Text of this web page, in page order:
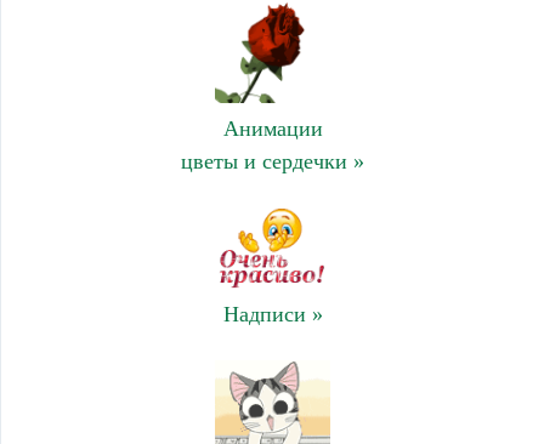
Анимации
цветы и сердечки »
Надписи »